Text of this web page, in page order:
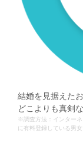
結婚を見据えた
どこよりも真剣
※調査方法：インター
に有料登録している男